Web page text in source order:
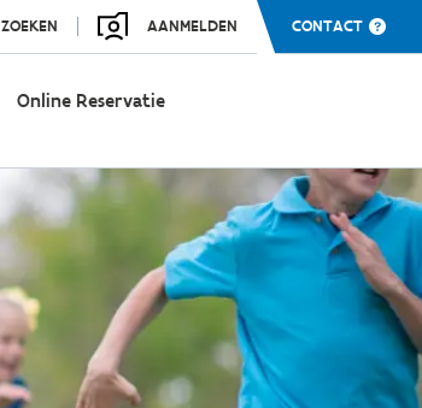
ZOEKEN AANMELDEN CONTACT
Online Reservatie